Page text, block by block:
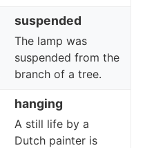
suspended
The lamp was
suspended from the
branch of a tree.
hanging
A still life by a
Dutch painter is